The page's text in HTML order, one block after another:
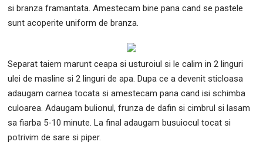
si branza framantata. Amestecam bine pana cand se pastele
sunt acoperite uniform de branza.
Separat taiem marunt ceapa si usturoiul si le calim in 2 linguri
ulei de masline si 2 linguri de apa. Dupa ce a devenit sticloasa
adaugam carnea tocata si amestecam pana cand isi schimba
culoarea. Adaugam bulionul, frunza de dafin si cimbrul si lasam
sa fiarba 5-10 minute. La final adaugam busuiocul tocat si
potrivim de sare si piper.